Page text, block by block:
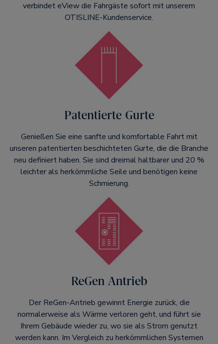
verbindet eView die Fahrgäste sofort mit unserem
OTISLINE-Kundenservice.
Patentierte Gurte
Genießen Sie eine sanfte und komfortable Fahrt mit
unseren patentierten beschichteten Gurte, die die Branche
neu definiert haben. Sie sind dreimal haltbarer und 20 %
leichter als herkömmliche Seile und benötigen keine
Schmierung.
ReGen Antrieb
Der ReGen-Antrieb gewinnt Energie zurück, die
normalerweise als Wärme verloren geht, und führt sie
Ihrem Gebäude wieder zu, wo sie als Strom genutzt
werden kann. Im Vergleich zu herkömmlichen Systemen